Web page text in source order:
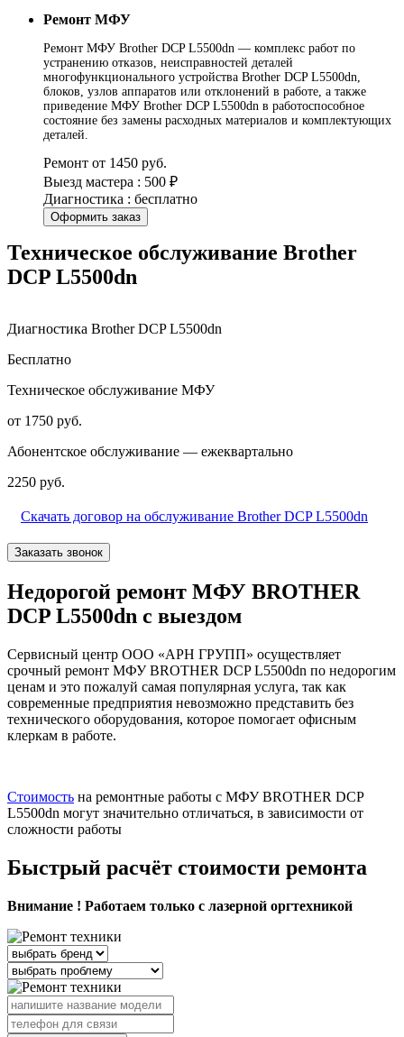
Ремонт МФУ
Ремонт МФУ Brother DCP L5500dn — комплекс работ по
устранению отказов, неисправностей деталей
многофункционального устройства Brother DCP L5500dn,
блоков, узлов аппаратов или отклонений в работе, а также
приведение МФУ Brother DCP L5500dn в работоспособное
состояние без замены расходных материалов и комплектующих
деталей.
Ремонт от 1450 руб.
Выезд мастера : 500 ₽
Диагностика : бесплатно
Оформить заказ
Техническое обслуживание Brother
DCP L5500dn
Диагностика Brother DCP L5500dn
Бесплатно
Техническое обслуживание МФУ
от 1750 руб.
Абонентское обслуживание — ежеквартально
2250 руб.
Скачать договор на обслуживание Brother DCP L5500dn
Заказать звонок
Недорогой ремонт МФУ BROTHER
DCP L5500dn с выездом
Сервисный центр ООО «АРН ГРУПП» осуществляет
срочный ремонт МФУ BROTHER DCP L5500dn по недорогим
ценам и это пожалуй самая популярная услуга, так как
современные предприятия невозможно представить без
технического оборудования, которое помогает офисным
клеркам в работе.
Стоимость на ремонтные работы с МФУ BROTHER DCP
L5500dn могут значительно отличаться, в зависимости от
сложности работы
Быстрый расчёт стоимости ремонта
Внимание ! Работаем только с лазерной оргтехникой